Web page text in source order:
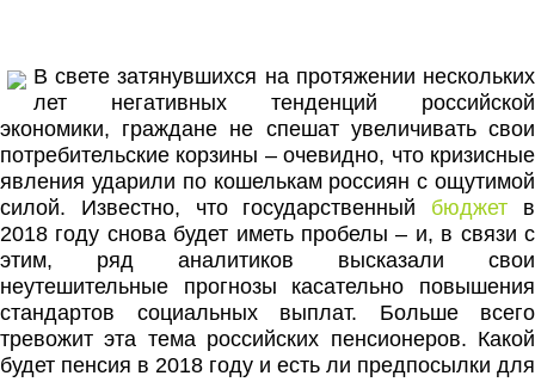
В свете затянувшихся на протяжении нескольких
лет негативных тенденций российской
экономики, граждане не спешат увеличивать свои
потребительские корзины – очевидно, что кризисные
явления ударили по кошелькам россиян с ощутимой
силой. Известно, что государственный бюджет в
2018 году снова будет иметь пробелы – и, в связи с
этим, ряд аналитиков высказали свои
неутешительные прогнозы касательно повышения
стандартов социальных выплат. Больше всего
тревожит эта тема российских пенсионеров. Какой
будет пенсия в 2018 году и есть ли предпосылки для